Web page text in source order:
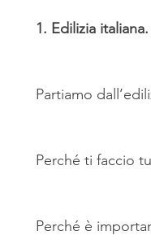
1. Edilizia italiana.
Partiamo
Perché ti faccio
Perché è